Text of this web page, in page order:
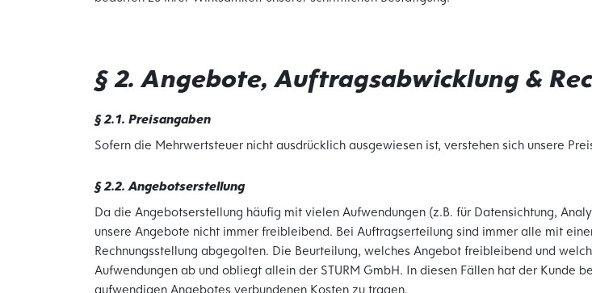
§ 2. Angebote, Auftragsabwicklung &
§ 2.1. Preisangaben
Sofern die Mehrwertsteuer nicht ausdrücklich ausgewiesen ist, verstehen sich unsere
§ 2.2. Angebotserstellung
Da die Angebotserstellung häufig mit vielen Aufwendungen (z.B. für Datensichtung,
unsere Angebote nicht immer freibleibend. Bei Auftragserteilung sind immer alle mit
Rechnungsstellung abgegolten. Die Beurteilung, welches Angebot freibleibend und
Aufwendungen ab und obliegt allein der STURM GmbH. In diesen Fällen hat der Kunde
aufwendigen Angebotes verbundenen Kosten zu tragen.